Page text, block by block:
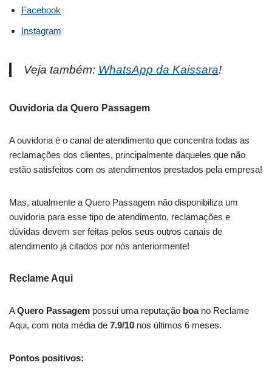
Facebook
Instagram
Veja também: WhatsApp da Kaissara!
Ouvidoria da Quero Passagem
A ouvidoria é o canal de atendimento que concentra todas as
reclamações dos clientes, principalmente daqueles que não
estão satisfeitos com os atendimentos prestados pela empresa!
Mas, atualmente a Quero Passagem não disponibiliza um
ouvidoria para esse tipo de atendimento, reclamações e
dúvidas devem ser feitas pelos seus outros canais de
atendimento já citados por nós anteriormente!
Reclame Aqui
AQuero Passagem possui uma reputação boano Reclame
Aqui, com nota média de 7.9/10 nos últimos 6 meses.
Pontos positivos: